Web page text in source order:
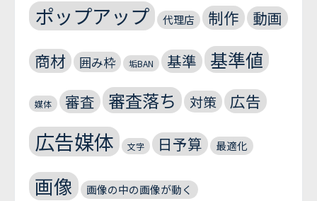
ポップアップ 代理店 制作 動画
商材 囲み枠 垢BAN 基準 基準値
媒体 審査 審査落ち 対策 広告
広告媒体 文字 日予算 最適化
画像 画像の中の画像が動く